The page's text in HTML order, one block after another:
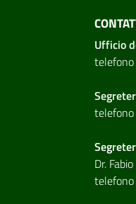
Ufficio
Dr.